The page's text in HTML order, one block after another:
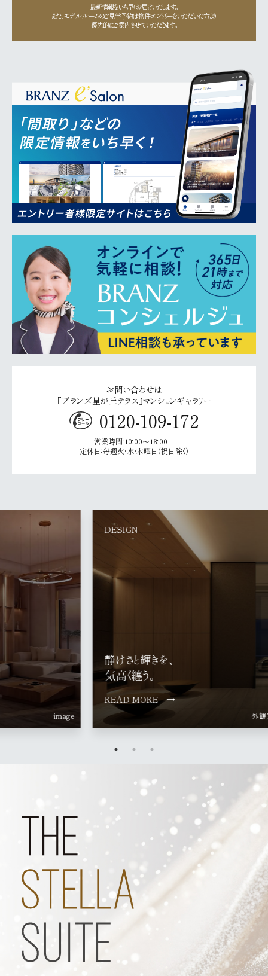
最新情報をいち早くお届けいたします。
また、モデルルームのご見学予約は物件エントリーをいただいた方より
優先的にご案内させていただきます。
お問い合わせは
『ブランズ星が丘テラス』マンションギャラリー
0120-109-172
営業時間：10：00～18：00
定休日：毎週火・水・木曜日（祝日除く）
LOCATION
緑と人が寄り添い、
心地よい時間が流れる街。
READ MORE →